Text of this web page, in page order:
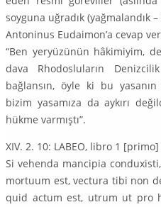
soyguna uğradık (yağmalandık
Antoninus Eudaimon’a cevap
“Ben yeryüzünün hâkimiyim,
dava Rhodosluların
bağlansın, öyle ki bu
bizim yasamıza da aykırı
hükme varmıştı”.
XIV. 2. 10: LABEO, libro 1
Si vehenda mancipia
mortuum est, vectura tibi non
quid actum est, utrum ut pro